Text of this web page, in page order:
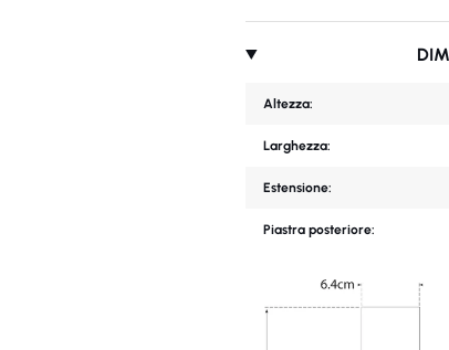
Altezza:
Larghezza:
Estensione:
Piastra posteriore: